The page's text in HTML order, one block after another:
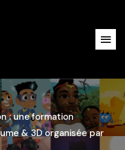
: une formation
& 3D organisée par